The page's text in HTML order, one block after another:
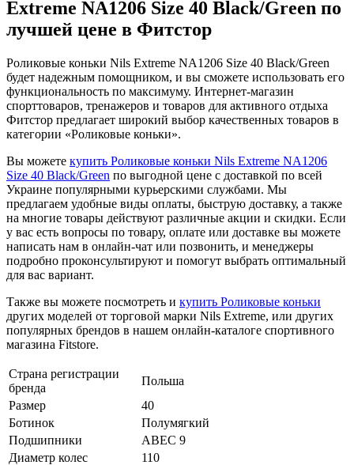
Extreme NA1206 Size 40 Black/Green по
лучшей цене в Фитстор
Роликовые коньки Nils Extreme NA1206 Size 40 Black/Green
будет надежным помощником, и вы сможете использовать его
функциональность по максимуму. Интернет-магазин
спорттоваров, тренажеров и товаров для активного отдыха
Фитстор предлагает широкий выбор качественных товаров в
категории «Роликовые коньки».
Вы можете купить Роликовые коньки Nils Extreme NA1206
Size 40 Black/Green по выгодной цене с доставкой по всей
Украине популярными курьерскими службами. Мы
предлагаем удобные виды оплаты, быструю доставку, а также
на многие товары действуют различные акции и скидки. Если
у вас есть вопросы по товару, оплате или доставке вы можете
написать нам в онлайн-чат или позвонить, и менеджеры
подробно проконсультируют и помогут выбрать оптимальный
для вас вариант.
Также вы можете посмотреть и купить Роликовые коньки
других моделей от торговой марки Nils Extreme, или других
популярных брендов в нашем онлайн-каталоге спортивного
магазина Fitstore.
Страна регистрации
бренда
Польша
Размер
40
Ботинок
Полумягкий
Подшипники
ABEC 9
Диаметр колес
110